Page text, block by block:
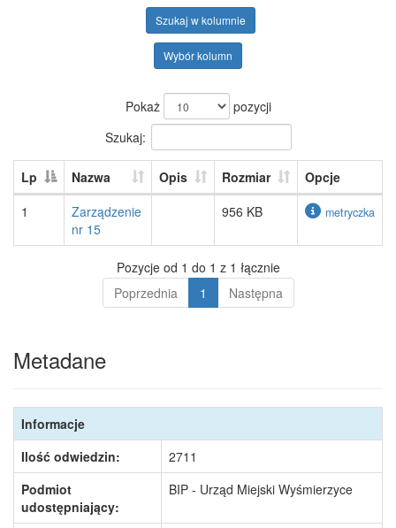
Szukaj w kolumnie
Wybór kolumn
Pokaż
pozycji
Szukaj:
Lp Nazwa Opis Rozmiar
Opcje
1
Zarządzenie
nr 15
956 KB metryczka
Pozycje od 1 do 1 z 1 łącznie
Poprzednia
1 Następna
Metadane
Informacje
Ilość odwiedzin:
2711
Podmiot
udostępniający:
BIP - Urząd Miejski Wyśmierzyce